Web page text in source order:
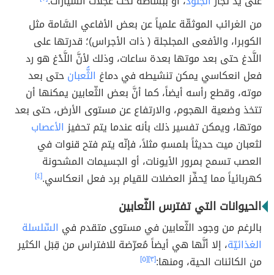
من الغرائب الموثقّة علمياً عن بعض الأفاعي السَّامة مثل
الكوبرا، والأفعى المجلجلة ( ذات الأجراس)؛ قدرتها على
اللَّدغ حتى بعد موتها بعدة ساعات، وذلك لأنَّ اللَّدْغ هو رد
فعل انعكاسي يمكن تنشيطه في دماغ الثُّعبانحتى بعد
موته، وقطع رأسه أيضاً، كما أنَّ بعض الثّعابين يمكنها أن
تتخذ وضعية الهجوم، والارتفاع عن مستوى الأرض، حتى بعد
موتها، ويمكن تفسير ذلك بأنه عندما يتم تحفيزالأعصاب
لثعبان ميت حديثاً بلمسهِ مثلاً، فإنّه يتم فتح قنوات في
العصب تسمح بمرور الأيونات، أو الجسيمات المشحونة
كهربائياً مما يُحفِّز العضلات للقيام برد فعل انعكاسي.[٤]
الحيوانات التي تفترس الثّعابين
بالرغم من وجود الثّعابين في مستوى متقدم في السِّلسلة
الغذائيّة، إلا أنَّها هي أيضاً مُعرّضة للافتراس من قِبَل الكثير
من الكائنات الحية، ومنها:[٣] [٥]